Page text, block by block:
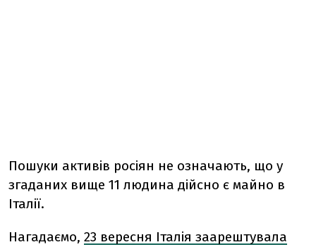
Пошуки активів росіян не означають, що у
згаданих вище 11 людина дійсно є майно в
Італії.
Нагадаємо, 23 вересня Італія заарештувала